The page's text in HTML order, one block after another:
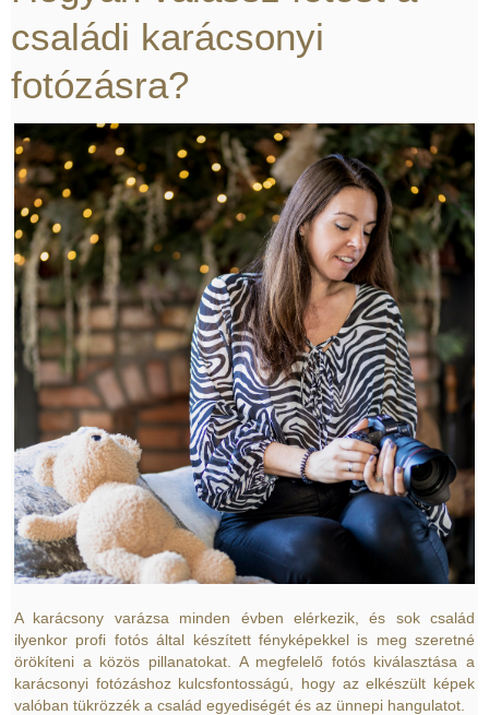
Születésnapi fotózás [2]
Karácsonyi fotózás [20]
Nyuszis fotózás [1]
családi karácsonyi
fotózásra?
A karácsony varázsa minden évben elérkezik, és sok család
ilyenkor profi fotós által készített fényképekkel is meg szeretné
örökíteni a közös pillanatokat. A megfelelő fotós kiválasztása a
karácsonyi fotózáshoz kulcsfontosságú, hogy az elkészült képek
valóban tükrözzék a család egyediségét és az ünnepi hangulatot.